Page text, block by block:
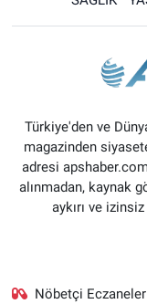
Türkiye'den ve
magazinden
adresi
alınmadan, kaynak
aykırı ve
Nöbetçi Eczaneler